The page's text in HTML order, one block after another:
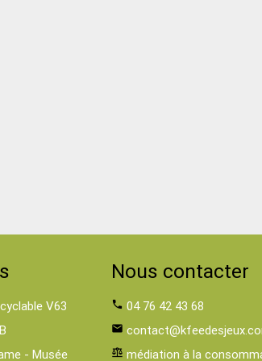
V63
- Musée
Nous contacter
phone 04 76 42 43 68
email
balance médiation à la